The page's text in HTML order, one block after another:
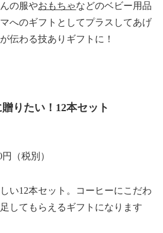
の服やおもちゃなどのベビー用品
へのギフトとしてプラスしてあげ
伝わる技ありギフトに！
りたい！12本セット
（税別）
い12本セット。コーヒーにこだわ
してもらえるギフトになります